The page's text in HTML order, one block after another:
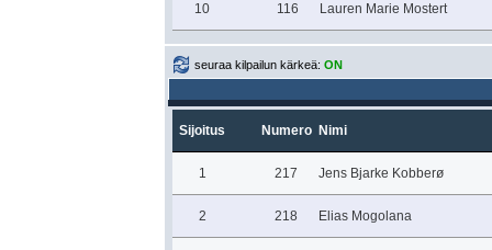
10 116 Lauren Marie Mostert
seuraa kilpailun kärkeä: ON
Sijoitus Numero Nimi
1 217 Jens Bjarke Kobberø
2 218 Elias Mogolana